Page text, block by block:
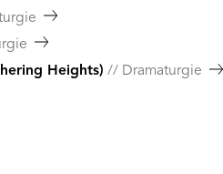
Heights)
Dramaturgie